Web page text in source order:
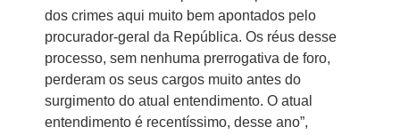
dos crimes aqui muito bem apontados pelo
procurador-geral da República. Os réus desse
processo, sem nenhuma prerrogativa de foro,
perderam os seus cargos muito antes do
surgimento do atual entendimento. O atual
entendimento é recentíssimo, desse ano”,